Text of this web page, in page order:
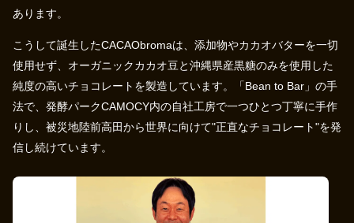
あります。
こうして誕生したCACAObromaは、添加物やカカオバターを一切
使用せず、オーガニックカカオ豆と沖縄県産黒糖のみを使用した
純度の高いチョコレートを製造しています。「Bean to Bar」の手
法で、発酵パークCAMOCY内の自社工房で一つひとつ丁寧に手作
りし、被災地陸前高田から世界に向けて"正直なチョコレート"を発
信し続けています。